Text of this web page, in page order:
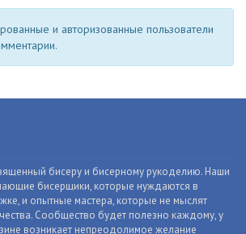
и авторизованные пользователи
бисеру и бисерному рукоделию. Наши
бисерщики, которые нуждаются в
и опытные мастера, которые не мыслят
Сообщество будет полезно каждому, у
возникает непреодолимое желание